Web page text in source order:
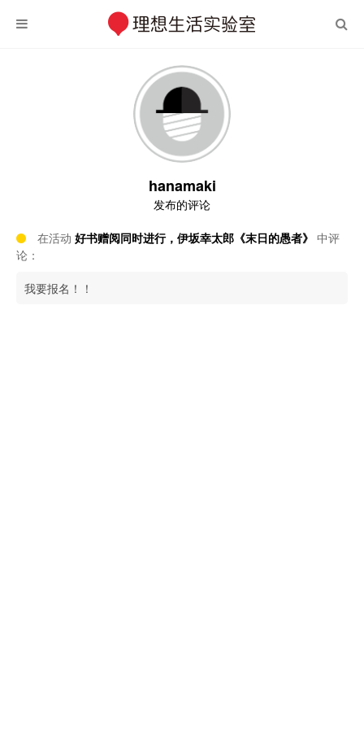
hanamaki
发布的评论
在活动 好书赠阅同时进行，伊坂幸太郎《末日的愚者》 中评
论：
我要报名！！